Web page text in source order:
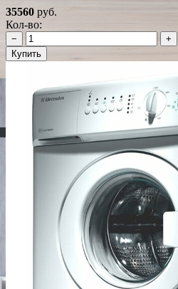
35560 руб.
Кол-во:
−
+
Купить